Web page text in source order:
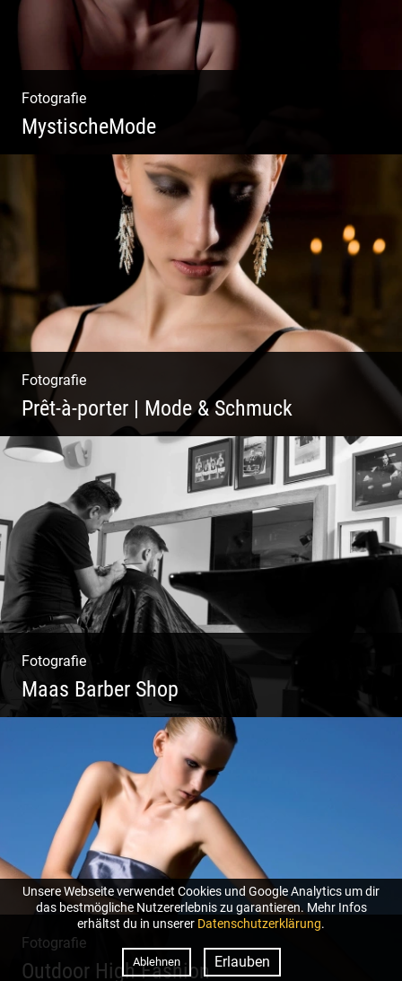
Fotografie
MystischeMode
Mystische Modefotografie
Fotografie
Prêt-à-porter | Mode & Schmuck
Fotografie
Maas Barber Shop
Coole Bartstyles | Haircut & Shave | Farbe
& Schnitt | Creating Men
Fotografie
Outdoor High Fashion
Unsere Webseite verwendet Cookies und Google Analytics um dir
das bestmögliche Nutzererlebnis zu garantieren. Mehr Infos
erhältst du in unserer Datenschutzerklärung.
Ablehnen Erlauben